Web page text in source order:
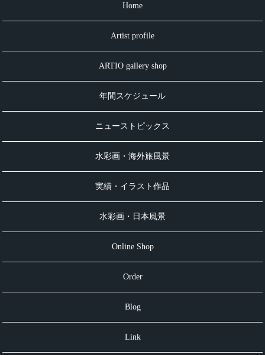
Home
Artist profile
ARTIO gallery shop
年間スケジュール
ニューストピックス
水彩画・海外旅風景
実績・イラスト作品
水彩画・日本風景
Online Shop
Order
Blog
Link